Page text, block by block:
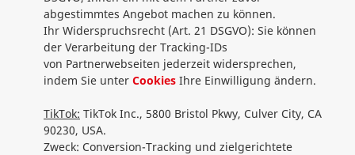
abgestimmtes Angebot machen zu können.
Ihr Widerspruchsrecht (Art. 21 DSGVO): Sie können
der Verarbeitung der Tracking-IDs
von Partnerwebseiten jederzeit widersprechen,
indem Sie unter Cookies Ihre Einwilligung ändern.
TikTok: TikTok Inc., 5800 Bristol Pkwy, Culver City, CA
90230, USA.
Zweck: Conversion-Tracking und zielgerichtete